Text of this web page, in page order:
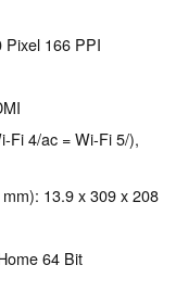
Pixel 166 PPI
Fi 4/ac = Wi-Fi 5/),
13.9 x 309 x 208
64 Bit